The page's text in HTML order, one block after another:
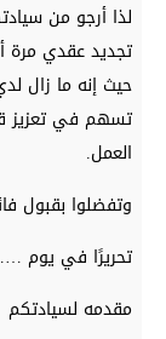
لذا أرجو من
تجديد عقدي مرة
حيث إنه ما زال
تسهم في تعزيز
العمل.
وتفضلوا بقبول
تحريرًا في
مقدمه لسيادتكم